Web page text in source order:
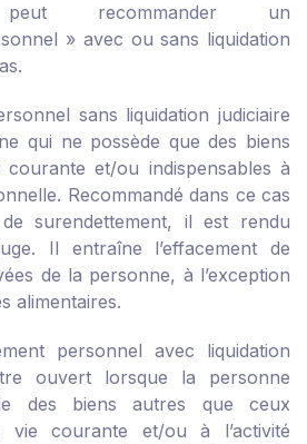
peut recommander un
» avec ou sans liquidation
sans liquidation judiciaire
qui ne possède que des biens
et/ou indispensables à
Recommandé dans ce cas
surendettement, il est rendu
Il entraîne l’effacement de
de la personne, à l’exception
alimentaires.
personnel avec liquidation
ouvert lorsque la personne
des biens autres que ceux
vie courante et/ou à l’activité